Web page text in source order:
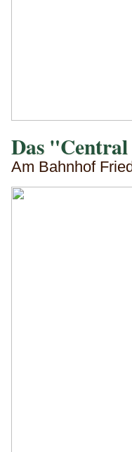
Das
Am Bahnhof